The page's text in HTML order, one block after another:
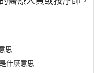
思
什麼意思